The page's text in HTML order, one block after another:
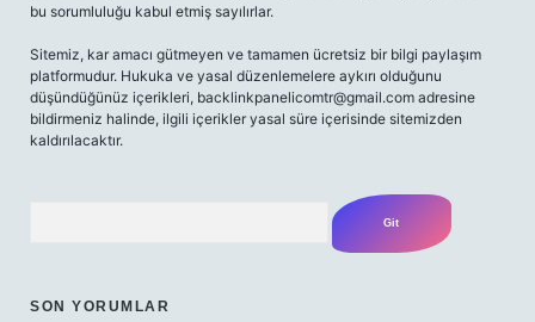
bu sorumluluğu kabul etmiş sayılırlar.
Sitemiz, kar amacı gütmeyen ve tamamen ücretsiz bir bilgi paylaşım
platformudur. Hukuka ve yasal düzenlemelere aykırı olduğunu
düşündüğünüz içerikleri, backlinkpanelicomtr@gmail.com adresine
bildirmeniz halinde, ilgili içerikler yasal süre içerisinde sitemizden
kaldırılacaktır.
SON YORUMLAR